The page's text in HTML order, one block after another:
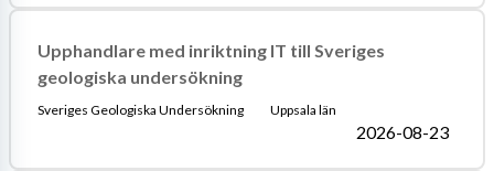
Upphandlare med inriktning IT till Sveriges
geologiska undersökning
Sveriges Geologiska Undersökning Uppsala län
2026-08-23